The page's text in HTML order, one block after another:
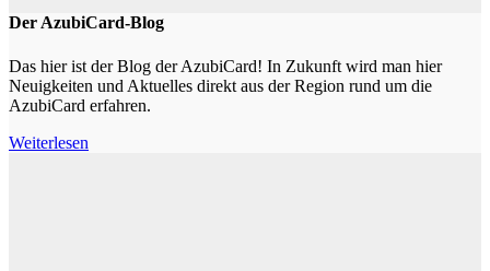
Der AzubiCard-Blog
Das hier ist der Blog der AzubiCard! In Zukunft wird man hier
Neuigkeiten und Aktuelles direkt aus der Region rund um die
AzubiCard erfahren.
Weiterlesen